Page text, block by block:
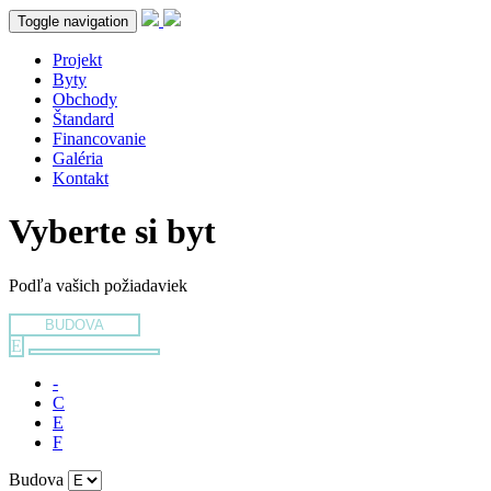
Toggle navigation
Projekt
Byty
Obchody
Štandard
Financovanie
Galéria
Kontakt
Vyberte si byt
Podľa vašich požiadaviek
BUDOVA
E
-
C
E
F
Budova